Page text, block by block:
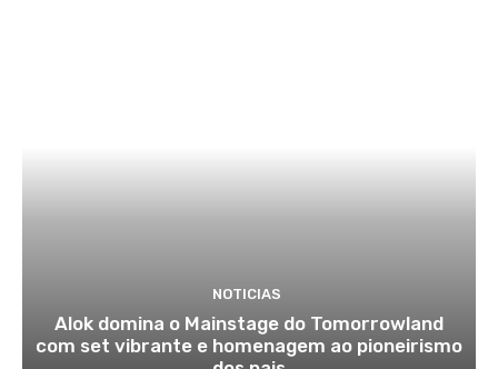
NOTICIAS
Alok domina o Mainstage do Tomorrowland
com set vibrante e homenagem ao pioneirismo